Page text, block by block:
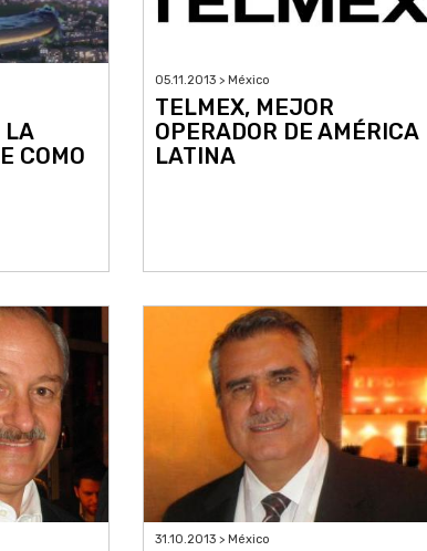
LA
COMO
05.11.2013 > México
TELMEX, MEJOR
OPERADOR DE AMÉRICA
LATINA
31.10.2013 > México